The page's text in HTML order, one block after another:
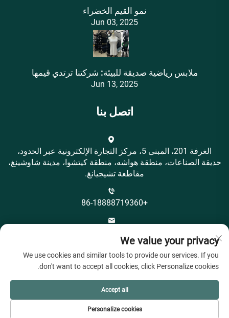
نمو القيم الخضراء
Jun 03, 2025
ملابس رياضية صديقة للبيئة: شركتنا ترتدي قيمها
Jun 13, 2025
اتصل بنا
الغرفة 201، المبنى 5، مركز التجارة الإلكترونية عبر الحدود،
حديقة الصناعات، منطقة هواشه، منطقة كيتشوا، مدينة شاوشينغ،
مقاطعة تشيجيانغ.
+86-18888719360
حقوق النسخ © شركة شاوشينغ سيتي أوهييا تكستايل المحدودة.
جميع الحقوق محفوظة -سياسة الخصوصية
We value your privacy
We use cookies and similar tools to provide our services. If you
don't want to accept all cookies, click Personalize cookies.
Personalize cookies
Accept all